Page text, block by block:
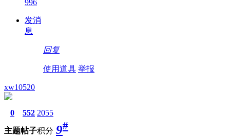
996
发消
息
回复
使用道具 举报
xw10520
0
主题
552
帖子
2055
积分 9#